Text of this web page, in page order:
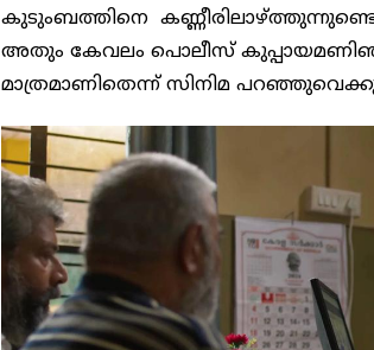
കുടുംബത്തിനെ
അതും കേവലം പൊലീസ് കുപ്പായമണിഞ്ഞ
മാത്രമാണിതെന്ന് സിനിമ